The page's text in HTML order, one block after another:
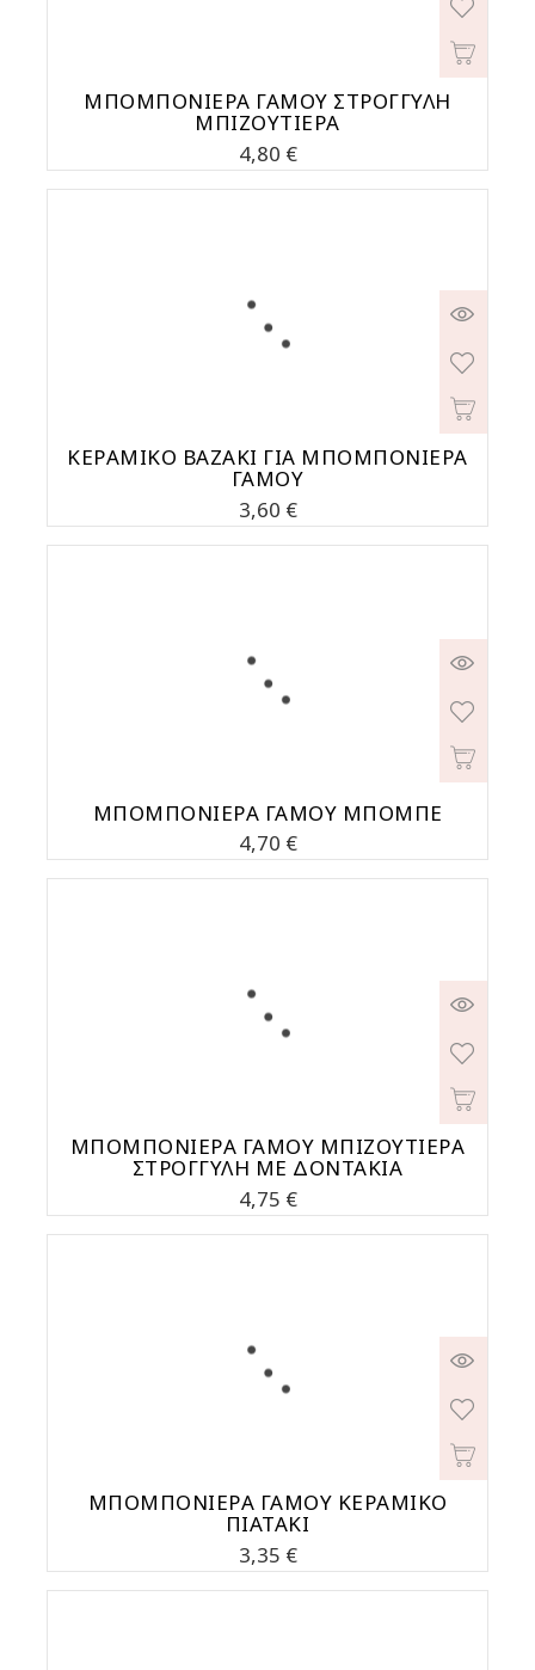
ΜΠΟΜΠΟΝΙΕΡΑ ΓΑΜΟΥ ΣΤΡΟΓΓΥΛΗ
ΜΠΙΖΟΥΤΙΕΡΑ
Τιμή
4,80 €
ΚΕΡΑΜΙΚΟ ΒΑΖΑΚΙ ΓΙΑ ΜΠΟΜΠΟΝΙΕΡΑ
ΓΑΜΟΥ
Τιμή
3,60 €
MΠΟΜΠΟΝΙΕΡΑ ΓΑΜΟΥ ΜΠΟΜΠΕ
Τιμή
4,70 €
ΜΠΟΜΠΟΝΙΕΡΑ ΓΑΜΟΥ ΜΠΙΖΟΥΤΙΕΡΑ
ΣΤΡΟΓΓΥΛΗ ΜΕ ΔΟΝΤΑΚΙΑ
Τιμή
4,75 €
ΜΠΟΜΠΟΝΙΕΡΑ ΓΑΜΟΥ ΚΕΡΑΜΙΚΟ
ΠΙΑΤΑΚΙ
Τιμή
3,35 €